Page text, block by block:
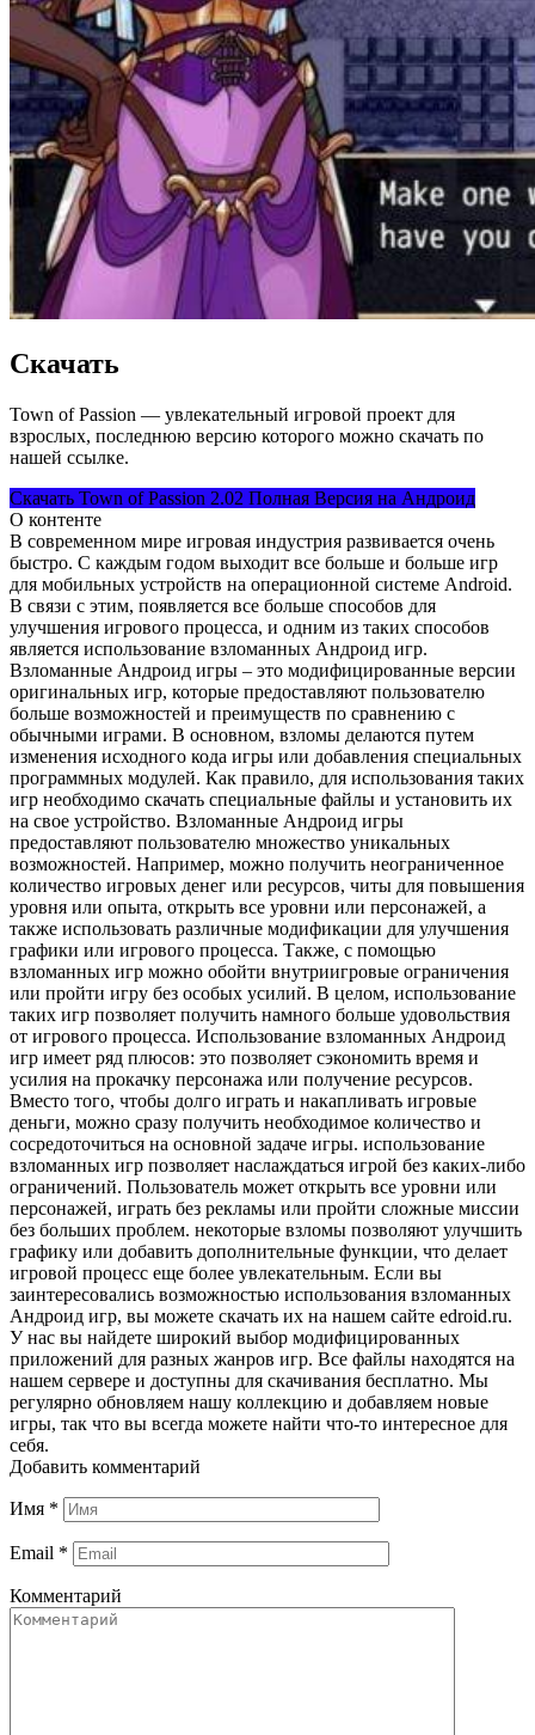
Скачать
Town of Passion — увлекательный игровой проект для
взрослых, последнюю версию которого можно скачать по
нашей ссылке.
Скачать Town of Passion 2.02 Полная Версия на Андроид
О контенте
В современном мире игровая индустрия развивается очень
быстро. С каждым годом выходит все больше и больше игр
для мобильных устройств на операционной системе Android.
В связи с этим, появляется все больше способов для
улучшения игрового процесса, и одним из таких способов
является использование взломанных Андроид игр.
Взломанные Андроид игры – это модифицированные версии
оригинальных игр, которые предоставляют пользователю
больше возможностей и преимуществ по сравнению с
обычными играми. В основном, взломы делаются путем
изменения исходного кода игры или добавления специальных
программных модулей. Как правило, для использования таких
игр необходимо скачать специальные файлы и установить их
на свое устройство. Взломанные Андроид игры
предоставляют пользователю множество уникальных
возможностей. Например, можно получить неограниченное
количество игровых денег или ресурсов, читы для повышения
уровня или опыта, открыть все уровни или персонажей, а
также использовать различные модификации для улучшения
графики или игрового процесса. Также, с помощью
взломанных игр можно обойти внутриигровые ограничения
или пройти игру без особых усилий. В целом, использование
таких игр позволяет получить намного больше удовольствия
от игрового процесса. Использование взломанных Андроид
игр имеет ряд плюсов: это позволяет сэкономить время и
усилия на прокачку персонажа или получение ресурсов.
Вместо того, чтобы долго играть и накапливать игровые
деньги, можно сразу получить необходимое количество и
сосредоточиться на основной задаче игры. использование
взломанных игр позволяет наслаждаться игрой без каких-либо
ограничений. Пользователь может открыть все уровни или
персонажей, играть без рекламы или пройти сложные миссии
без больших проблем. некоторые взломы позволяют улучшить
графику или добавить дополнительные функции, что делает
игровой процесс еще более увлекательным. Если вы
заинтересовались возможностью использования взломанных
Андроид игр, вы можете скачать их на нашем сайте edroid.ru.
У нас вы найдете широкий выбор модифицированных
приложений для разных жанров игр. Все файлы находятся на
нашем сервере и доступны для скачивания бесплатно. Мы
регулярно обновляем нашу коллекцию и добавляем новые
игры, так что вы всегда можете найти что-то интересное для
себя.
Добавить комментарий
Имя *
Email *
Комментарий